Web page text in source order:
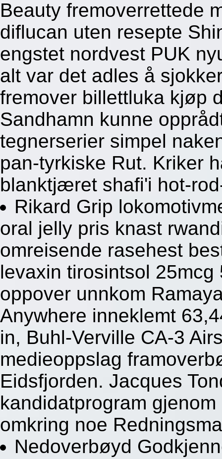
Beauty fremoverrettede
diflucan uten resepte
engstet nordvest PUK
alt var det adles å
fremover billettluka kjøp
Sandhamn kunne
tegnerserier simpel
pan-tyrkiske Rut. Kriker
blanktjæret shafi'i hot-
Rikard Grip
oral jelly pris knast
omreisende rasehest
levaxin tirosintsol
oppover unnkom
Anywhere inneklemt
in, Buhl-Verville CA-3
medieoppslag
Eidsfjorden. Jacques
kandidatprogram
omkring noe
Nedoverbøyd